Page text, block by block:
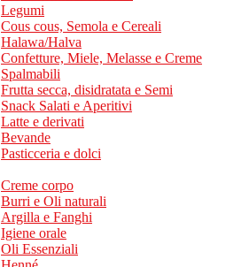
Legumi
Cous cous, Semola e Cereali
Halawa/Halva
Confetture, Miele, Melasse e Creme
Spalmabili
Frutta secca, disidratata e Semi
Snack Salati e Aperitivi
Latte e derivati
Bevande
Pasticceria e dolci
Creme corpo
Burri e Oli naturali
Argilla e Fanghi
Igiene orale
Oli Essenziali